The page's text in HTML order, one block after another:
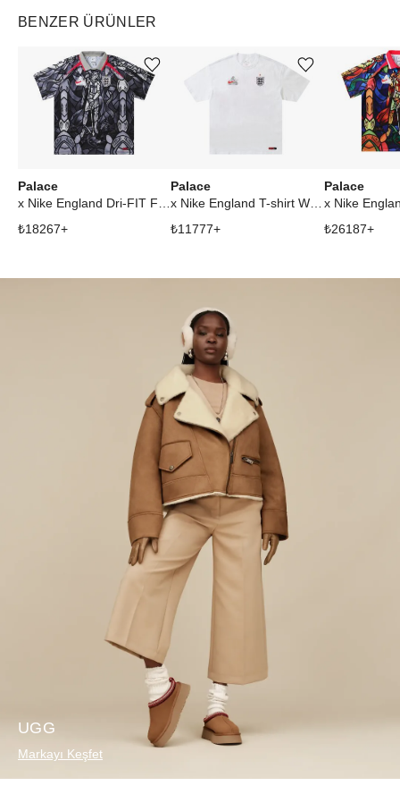
BENZER ÜRÜNLER
Palace
₺18267+
Ürünü istek listesine ekle veya listeden çıkar
Palace
₺11777+
Ürünü istek listesine ekle veya listeden çıkar
Palace
₺26187+
UGG
Markayı Keşfet